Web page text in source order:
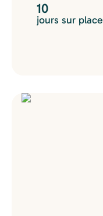
10
jours sur place